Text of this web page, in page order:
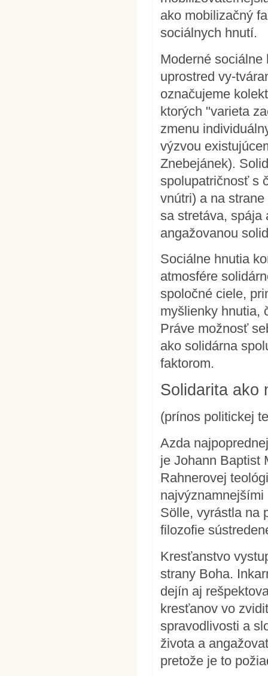
ako mobilizačný
sociálnych hnutí.
Moderné
uprostred vy-
označujeme
ktorých "varieta
zmenu
výzvou
Znebejánek).
spolupatričnosť s
vnútri) a na
sa stretáva, spája
angažovanou
Sociálne hnutia
atmosfére
spoločné ciele,
myšlienky hnutia,
Práve možnosť
ako solidárna
faktorom.
Solidarita ako
(prínos politickej
Azda
je Johann Baptist
Rahnerovej
Sölle, vyrástla na
filozofie
Kresťanstvo
strany Boha.
dejín aj
kresťanov vo
spravodlivosti a
života a
pretože je to